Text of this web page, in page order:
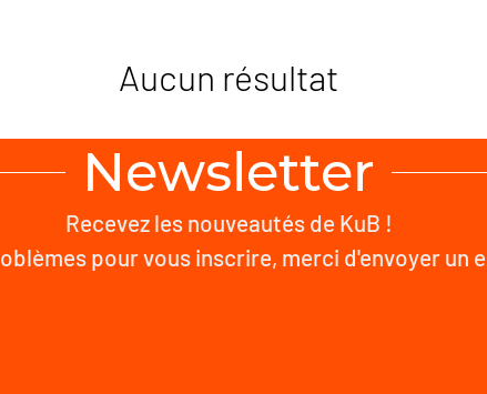
Aucun résultat
Newsletter
Recevez les nouveautés de KuB !
pour vous inscrire, merci d'envoyer un